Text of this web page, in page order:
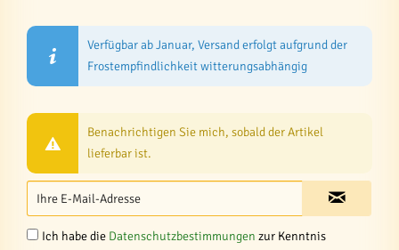
Verfügbar ab Januar, Versand erfolgt aufgrund der
Frostempfindlichkeit witterungsabhängig
Benachrichtigen Sie mich, sobald der Artikel
lieferbar ist.
Ich habe die Datenschutzbestimmungen zur Kenntnis